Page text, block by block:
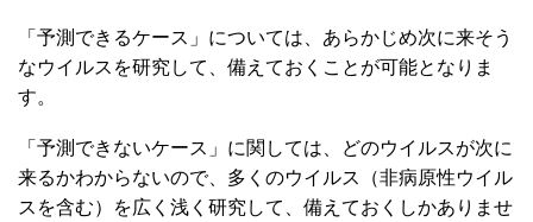
「予測できるケース」については、あらかじめ次に来そう
なウイルスを研究して、備えておくことが可能となりま
す。
「予測できないケース」に関しては、どのウイルスが次に
来るかわからないので、多くのウイルス（非病原性ウイル
スを含む）を広く浅く研究して、備えておくしかありませ